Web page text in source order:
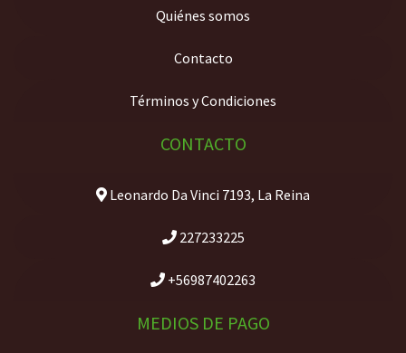
Quiénes somos
Contacto
Términos y Condiciones
CONTACTO
Leonardo Da Vinci 7193, La Reina
227233225
+56987402263
MEDIOS DE PAGO